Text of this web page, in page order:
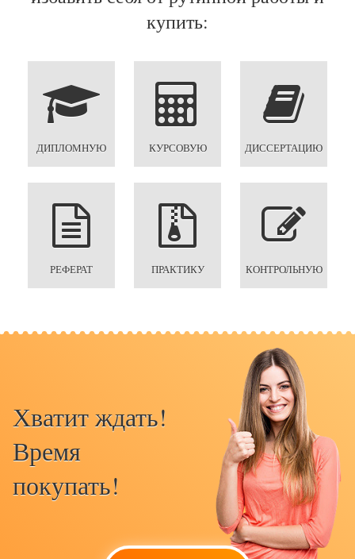
купить:
ДИПЛОМНУЮ КУРСОВУЮ ДИССЕРТАЦИЮ
РЕФЕРАТ ПРАКТИКУ КОНТРОЛЬНУЮ
Хватит ждать!
Время
покупать!